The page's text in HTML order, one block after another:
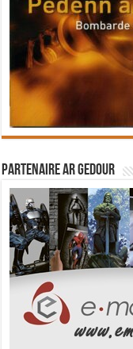
Partenaire Ar Gedour